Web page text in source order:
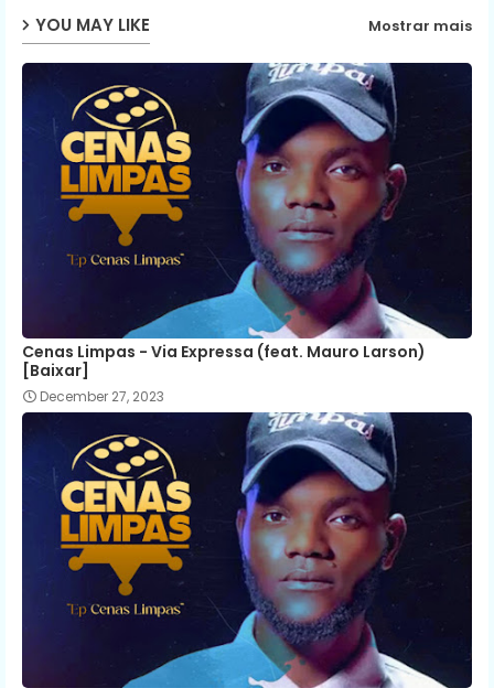
YOU MAY LIKE Mostrar mais
Cenas Limpas - Via Expressa (feat. Mauro Larson)
[Baixar]
December 27, 2023